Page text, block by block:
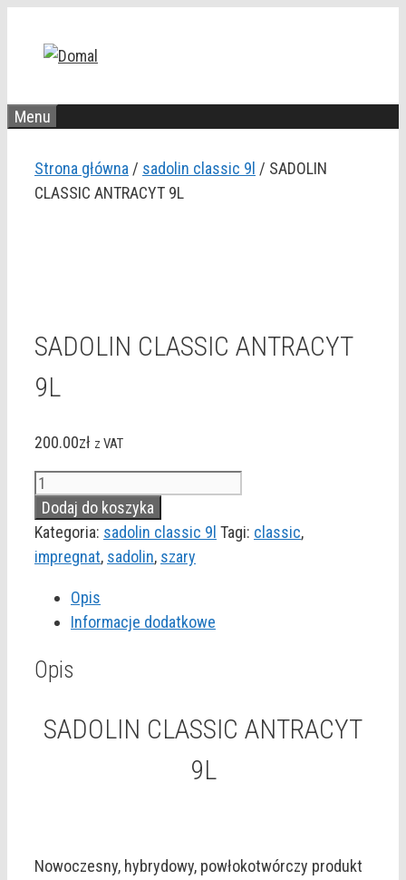
Menu
Strona główna / sadolin classic 9l / SADOLIN
CLASSIC ANTRACYT 9L
SADOLIN CLASSIC ANTRACYT
9L
200.00zł z VAT
ilość
SADOLIN
CLASSIC
ANTRACYT
Dodaj do koszyka
Kategoria: sadolin classic 9l Tagi: classic,
impregnat, sadolin, szary
Opis
Informacje dodatkowe
Opis
SADOLIN CLASSIC ANTRACYT
9L
Nowoczesny, hybrydowy, powłokotwórczy produkt